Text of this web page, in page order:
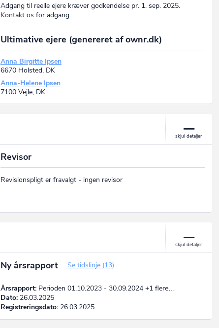
Adgang til reelle ejere kræver godkendelse pr. 1. sep. 2025.
Kontakt os for adgang.
Ultimative ejere (genereret af ownr.dk)
Anna Birgitte Ipsen
6670 Holsted, DK
Anna-Helene Ipsen
7100 Vejle, DK
Revisor
Revisionspligt er fravalgt - ingen revisor
Ny årsrapport Se tidslinje (13)
Årsrapport:Perioden 01.10.2023 - 30.09.2024 +1 flere…
Dato:26.03.2025
Registreringsdato:26.03.2025